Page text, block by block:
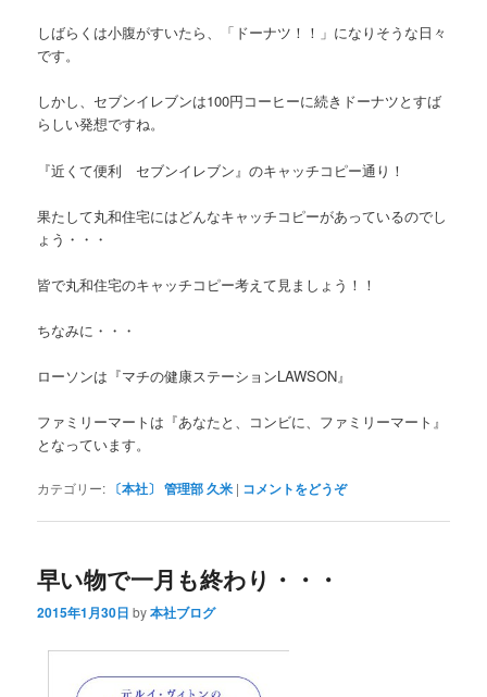
しばらくは小腹がすいたら、「ドーナツ！！」になりそうな日々
です。
しかし、セブンイレブンは100円コーヒーに続きドーナツとすば
らしい発想ですね。
『近くて便利 セブンイレブン』のキャッチコピー通り！
果たして丸和住宅にはどんなキャッチコピーがあっているのでし
ょう・・・
皆で丸和住宅のキャッチコピー考えて見ましょう！！
ちなみに・・・
ローソンは『マチの健康ステーションLAWSON』
ファミリーマートは『あなたと、コンビに、ファミリーマート』
となっています。
カテゴリー: 〔本社〕 管理部 久米 | コメントをどうぞ
早い物で一月も終わり・・・
2015年1月30日 by本社ブログ